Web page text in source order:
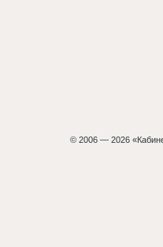
© 2006 — 2026